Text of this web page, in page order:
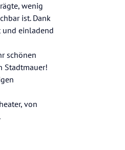
wenig
ist. Dank
und einladend
schönen
Stadtmauer!
von